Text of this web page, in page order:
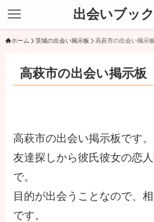
出会いブッ
ホーム 茨城の出会い掲示板 高萩市の出会い掲示板
高萩市の出会い掲示板
高萩市の出会い掲示板です。
友達探しから彼氏彼女の恋
で。
目的が出会うことなので、
です。